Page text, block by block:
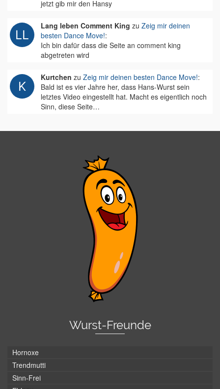
jetzt gib mir den Hansy
Lang leben Comment King zu Zeig mir deinen
besten Dance Move!:
Ich bin dafür dass die Seite an comment king
abgetreten wird
Kurtchen zu Zeig mir deinen besten Dance Move!:
Bald ist es vier Jahre her, dass Hans-Wurst sein
letztes Video eingestellt hat. Macht es eigentlich noch
Sinn, diese Seite…
Wurst-Freunde
Hornoxe
Trendmutti
Sinn-Frei